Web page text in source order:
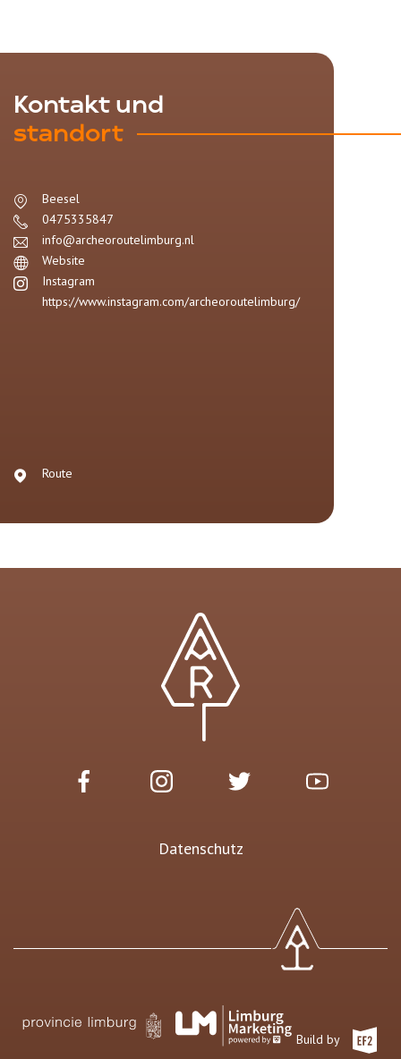
Kontakt und
standort
Beesel
0475335847
info@archeoroutelimburg.nl
Website
Instagram
https://www.instagram.com/archeoroutelimburg/
Route
Datenschutz
Build by